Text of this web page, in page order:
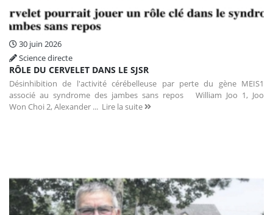
30 juin 2026
Science directe
RÔLE DU CERVELET DANS LE SJSR
Désinhibition de l'activité cérébelleuse par perte du gène MEIS1
associé au syndrome des jambes sans repos William Joo 1, Joo
Won Choi 2, Alexander ... Lire la suite